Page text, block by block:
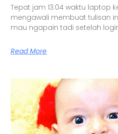
Tepat jam 13:04 waktu laptop
mengawali membuat tulisan
mau ngapain tadi setelah
Read More